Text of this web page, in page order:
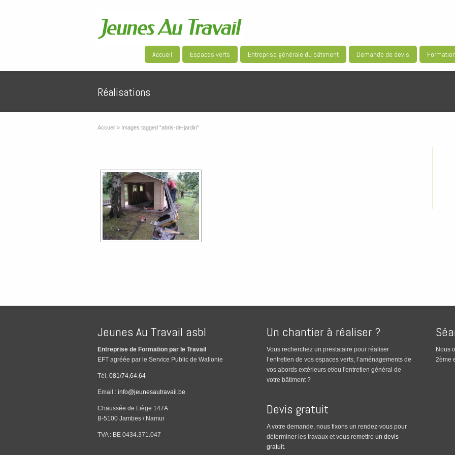
Accueil Espaces verts Entreprise générale du bâtiment Demande de devis
Réalisations
Accueil » Images tagged "abris-de-jardin"
Jeunes Au Travail asbl
Entreprise de Formation par le Travail
EFT agréée par le Service Public de Wallonie
Tél. 081/74.64.64
Email : info@jeunesautravail.be
Chaussée de Liège 147A
B-5100 Jambes / Namur
TVA : BE 0434.371.047
Un chantier à réaliser ?
Vous recherchez un prestataire pour réaliser
l’entretien de vos espaces verts, l’aménagements de
vos abords extérieurs et/ou l'entretien général de
votre bâtiment ?
Devis gratuit
A votre demande, nous fixons un rendez-vous pour
déterminer les travaux et vous remettre un devis
gratuit.
Nous
2ème